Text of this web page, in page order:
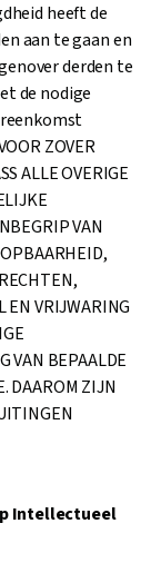
heeft de
aan te gaan en
derden te
de nodige
ZOVER
ALLE OVERIGE
VAN
EN VRIJWARING
VAN BEPAALDE
DAAROM ZIJN
Intellectueel